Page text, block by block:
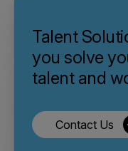
Talent
you solve
talent and
Contact Us